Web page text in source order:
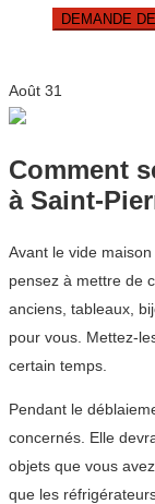
DEMANDE
Août 31
Comment
à Saint-
Avant le vide
pensez à mettre de
anciens, tableaux,
pour vous. Mettez-
certain temps.
Pendant le
concernés. Elle
objets que vous
que les